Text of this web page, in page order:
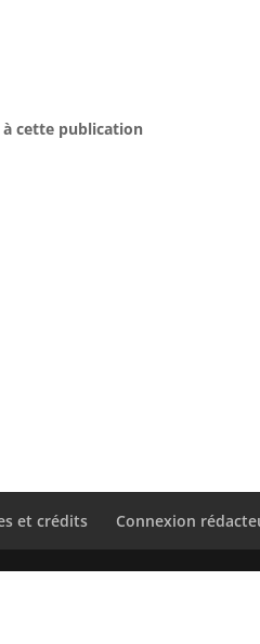
à cette publication
et crédits Connexion